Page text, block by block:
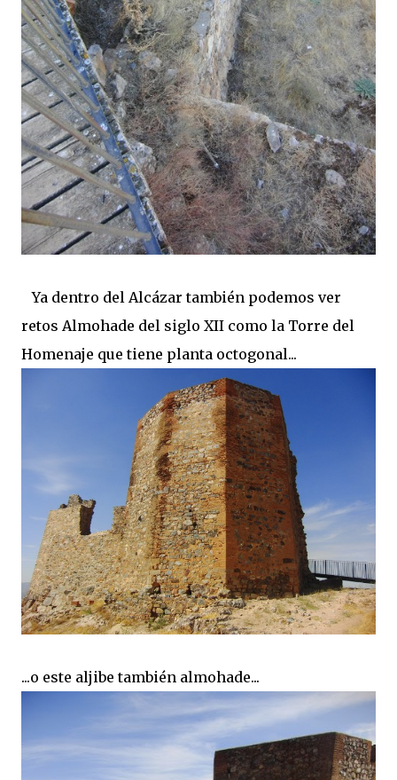
Ya dentro del Alcázar también podemos ver
retos Almohade del siglo XII como la Torre del
Homenaje que tiene planta octogonal...
...o este aljibe también almohade...